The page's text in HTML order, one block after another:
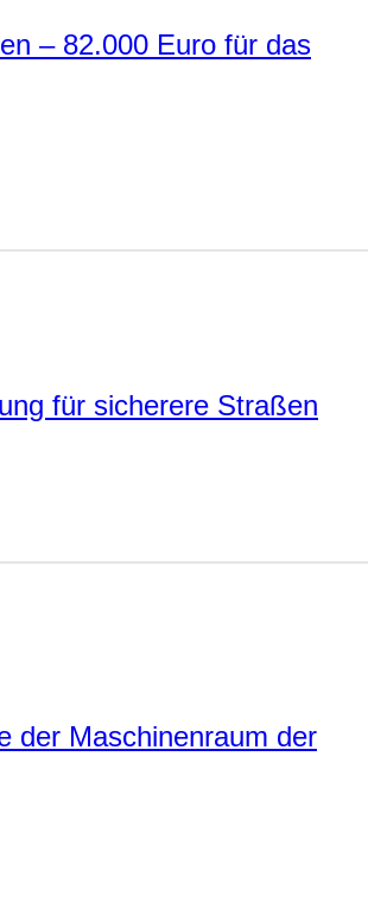
– 82.000 Euro für das
für sicherere Straßen
der Maschinenraum der